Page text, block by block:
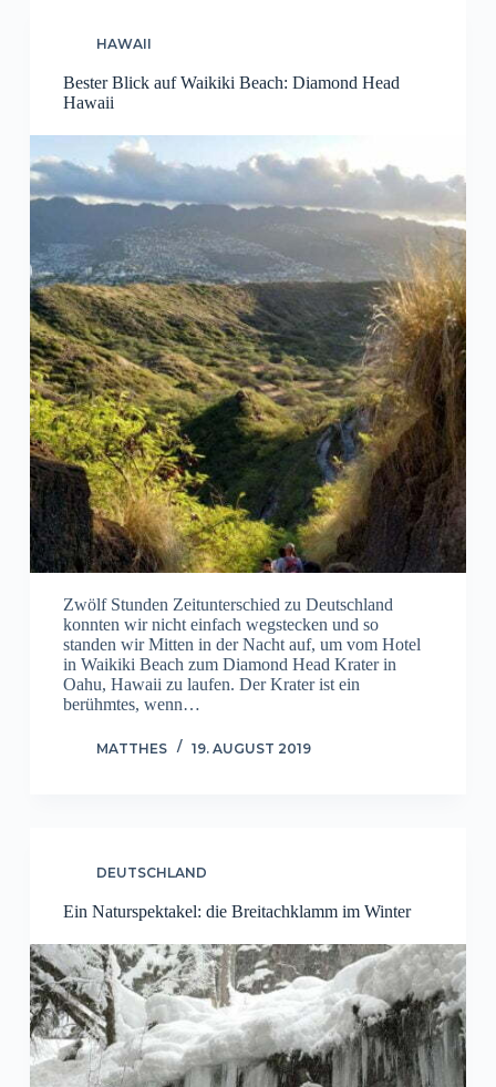
HAWAII
Bester Blick auf Waikiki Beach: Diamond Head
Hawaii
Zwölf Stunden Zeitunterschied zu Deutschland
konnten wir nicht einfach wegstecken und so
standen wir Mitten in der Nacht auf, um vom Hotel
in Waikiki Beach zum Diamond Head Krater in
Oahu, Hawaii zu laufen. Der Krater ist ein
berühmtes, wenn…
MATTHES 19. AUGUST 2019
DEUTSCHLAND
Ein Naturspektakel: die Breitachklamm im Winter